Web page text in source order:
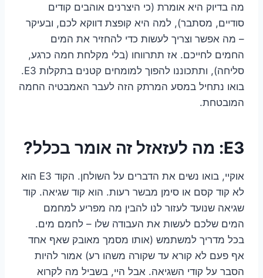
מה בדיוק היא אומרת (כי היצרנים אוהבים קודים
סודיים, מסתבר), למה היא קופצת דווקא לכם, ובעיקר
– מה אפשר וצריך לעשות כדי להחזיר את המים
החמים לחייכם. אז תתרווחו (בלי מקלחת חמה כרגע,
סליחה), ותתכוננו להפוך למומחים קטנים בתקלות E3.
בואו נתחיל במסע המרתק הזה לעבר האמבטיה החמה
המובטחת.
E3: מה לעזאזל זה אומר בכלל?
אוקיי, בואו נשים את הדברים על השולחן. הקוד E3 הוא
לא קוד קסם או סימן מבשר רעות. הוא קוד שגיאה. קוד
שגיאה שנועד לעזור לנו להבין מה מפריע למחמם
המים שלכם לעשות את העבודה שלו – לחמם מים.
בכל מדריך למשתמש (אותו מסמך מאובק שאף אחד
אף פעם לא קורא עד שקורה משהו רע) אמור להיות
הסבר על קודי השגיאה. אבל היי, בשביל מה לקרוא